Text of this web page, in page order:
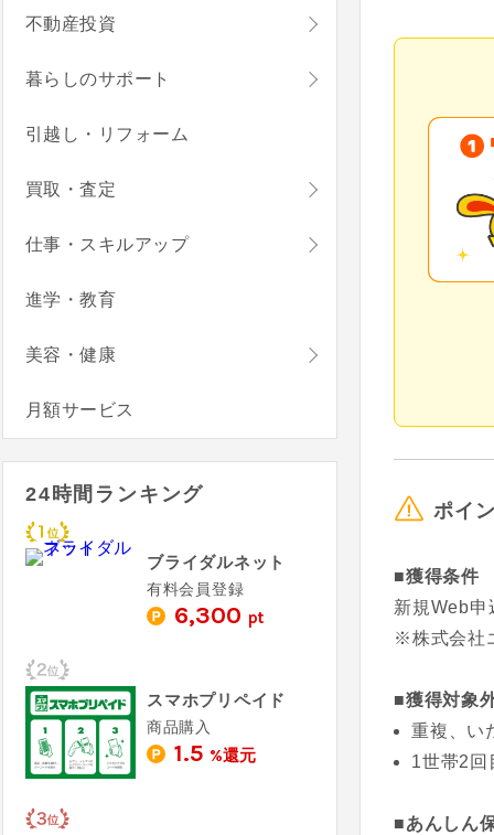
ポイ
■獲得条件
新規Web申
※株式会社
■獲得対象
重複、い
1世帯2回
■あんしん
不動産投資
暮らしのサポート
引越し・リフォーム
買取・査定
仕事・スキルアップ
進学・教育
美容・健康
月額サービス
24時間ランキング
ブライダルネット
有料会員登録
6,300 pt
スマホプリペイド
商品購入
1.5 %還元